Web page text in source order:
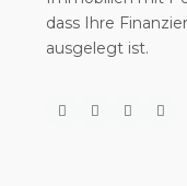
dass Ihre
ausgelegt ist.